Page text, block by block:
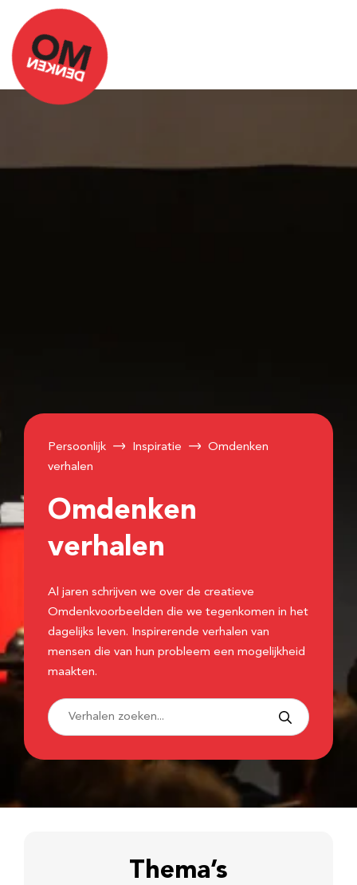
Persoonlijk Inspiratie
Omdenken
verhalen
Omdenken
verhalen
Al jaren schrijven we over de creatieve
Omdenkvoorbeelden die we tegenkomen in het
dagelijks leven. Inspirerende verhalen van
mensen die van hun probleem een mogelijkheid
maakten.
Thema’s